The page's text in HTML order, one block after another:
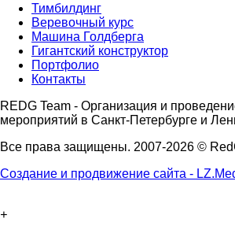
Тимбилдинг
Веревочный курс
Машина Голдберга
Гигантский конструктор
Портфолио
Контакты
REDG Team - Организация и
мероприятий в Санкт-Петербурге и
Все права защищены. 2007-2026 ©
Создание и продвижение сайта -
+